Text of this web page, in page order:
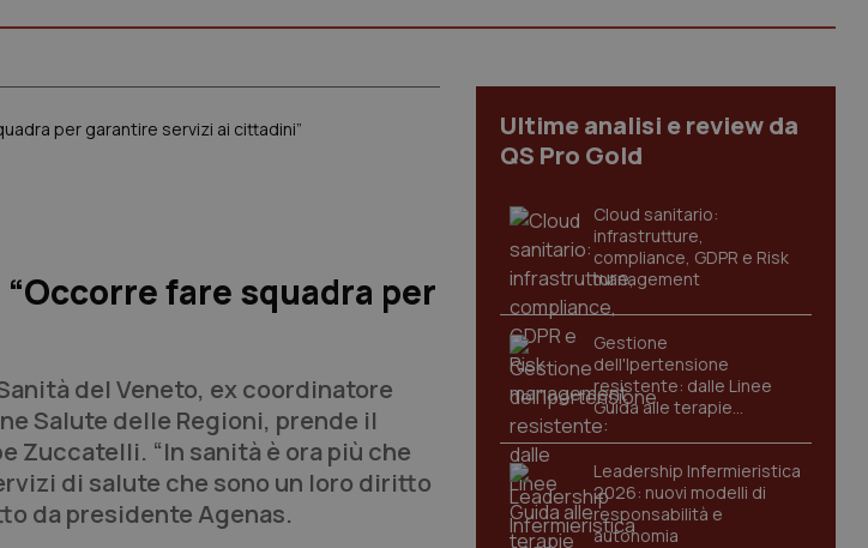
per garantire servizi ai cittadini”
fare squadra per
del Veneto, ex coordinatore
Salute delle Regioni, prende il
Zuccatelli. “In sanità è ora più che
di salute che sono un loro diritto
da presidente Agenas.
Ultime analisi e review da
QS Pro Gold
Cloud sanitario:
infrastrutture,
compliance, GDPR e Risk
management
Gestione
dell'Ipertensione
resistente: dalle Linee
Guida alle terapie
innovative
Leadership Infermieristica
2026: nuovi modelli di
responsabilità e
autonomia